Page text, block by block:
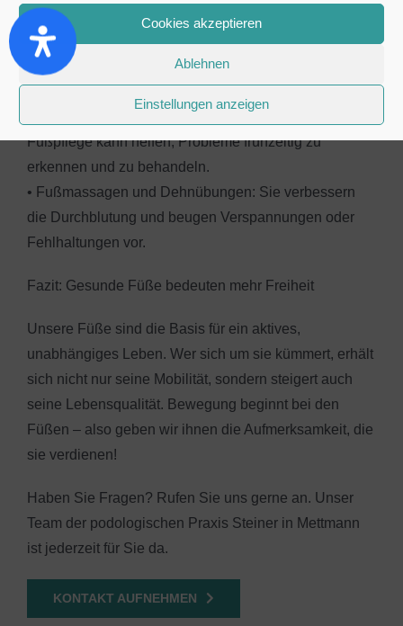
Cookies akzeptieren
Ablehnen
Einstellungen anzeigen
sind entscheidend.
• Regelmäßige Bewegung einbauen: Spaziergänge,
Fußgymnastik oder Barfußlaufen fördern die
• Podologische Kontrolle nutzen: Professionelle
Fußpflege kann helfen, Probleme frühzeitig zu
erkennen und zu behandeln.
• Fußmassagen und Dehnübungen: Sie verbessern
die Durchblutung und beugen Verspannungen oder
Fehlhaltungen vor.
Fazit: Gesunde Füße bedeuten mehr Freiheit
Unsere Füße sind die Basis für ein aktives,
unabhängiges Leben. Wer sich um sie kümmert, erhält
sich nicht nur seine Mobilität, sondern steigert auch
seine Lebensqualität. Bewegung beginnt bei den
Füßen – also geben wir ihnen die Aufmerksamkeit, die
sie verdienen!
Haben Sie Fragen? Rufen Sie uns gerne an. Unser
Team der podologischen Praxis Steiner in Mettmann
ist jederzeit für Sie da.
KONTAKT AUFNEHMEN